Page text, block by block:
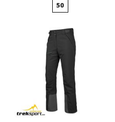
50